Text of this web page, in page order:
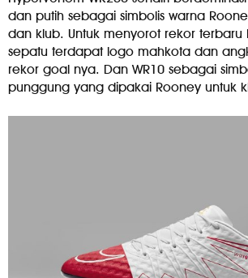
dan putih sebagai simbolis warna
dan klub. Untuk menyorot rekor terbaru
sepatu terdapat logo mahkota dan
rekor goal nya. Dan WR10 sebagai
punggung yang dipakai Rooney untuk